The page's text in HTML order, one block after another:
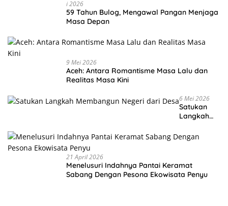
I 2026
59 Tahun Bulog, Mengawal Pangan Menjaga
Masa Depan
9 Mei 2026
Aceh: Antara Romantisme Masa Lalu dan
Realitas Masa Kini
6 Mei 2026
Satukan
Langkah
n Negeri
dari Desa
21 April 2026
Menelusuri Indahnya Pantai Keramat
Sabang Dengan Pesona Ekowisata Penyu